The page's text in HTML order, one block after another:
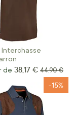
Interchasse
de 38,17 € Prix
44,90 €
-15%